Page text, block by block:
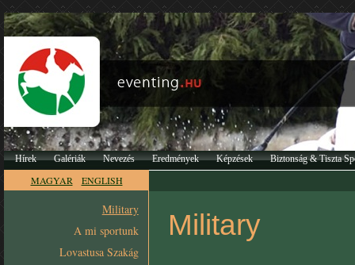
Hírek Galériák Nevezés Eredmények Képzések Biztonság & Tiszta
MAGYAR ENGLISH
Military
A mi sportunk
Lovastusa Szakág
Military